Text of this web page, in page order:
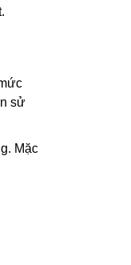
sử
Mặc